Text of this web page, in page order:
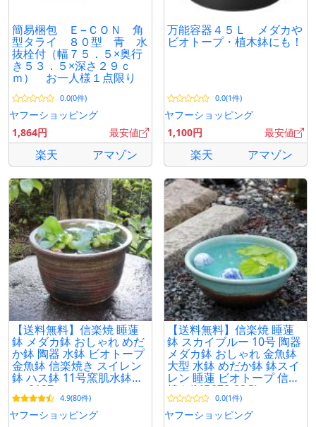
簡易梱包 Ｅ−ＣＯＮ 角
型タライ ８０型 青 水
抜栓付（幅７５．５×奥行
き５３．５×深さ２９ｃ
ｍ） お一人様１点限り
0.0(0件)
ヤフーショッピング
1,864円
最安値
楽天 アマゾン
万能容器４５Ｌ メダカや
ビオトープ・植木鉢にも！
0.0(1件)
ヤフーショッピング
1,100円
最安値
楽天 アマゾン
【送料無料】信楽焼 睡蓮
鉢 メダカ鉢 おしゃれ めだ
か鉢 陶器 水鉢 ビオトープ
金魚鉢 信楽焼き スイレン
鉢 ハス鉢 11号窯肌水鉢
su-0137
4.9(80件)
ヤフーショッピング
【送料無料】信楽焼 睡蓮
鉢 スカイブルー 10号 陶器
メダカ鉢 おしゃれ 金魚鉢
大型 水鉢 めだか鉢 鉢スイ
レン 睡蓮 ビオトープ 信楽
焼き(MB070-03G)
0.0(1件)
ヤフーショッピング